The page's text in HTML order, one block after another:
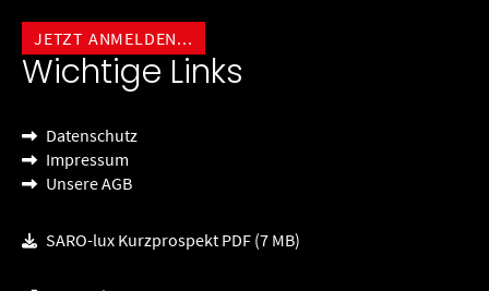
Wichtige Links
Datenschutz
Impressum
Unsere AGB
SARO-lux Kurzprospekt PDF (7 MB)